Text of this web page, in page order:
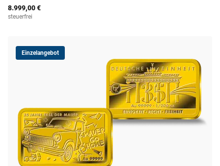
8.999,00 €
steuerfrei
Einzelangebot